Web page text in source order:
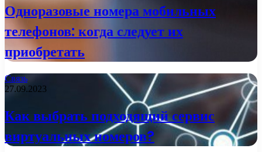
Одноразовые номера мобильных
телефонов: когда следует их
приобретать
Связь
27.09.2023
Как выбрать подходящий сервис
виртуальных номеров?